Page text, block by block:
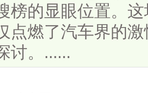
榜的显眼位置。这
点燃了汽车界的
讨。......